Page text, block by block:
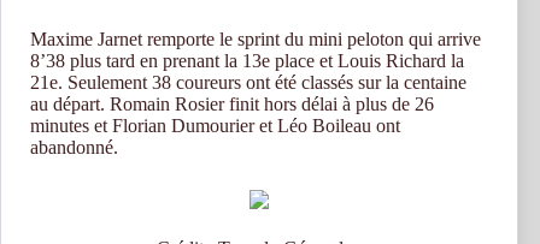
Maxime Jarnet remporte le sprint du mini peloton qui arrive
8’38 plus tard en prenant la 13e place et Louis Richard la
21e. Seulement 38 coureurs ont été classés sur la centaine
au départ. Romain Rosier finit hors délai à plus de 26
minutes et Florian Dumourier et Léo Boileau ont
abandonné.